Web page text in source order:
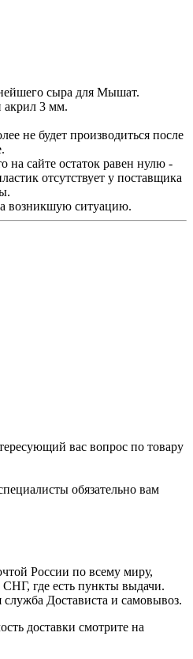
сыра для Мышат.
акрил 3 мм.
не будет производиться после
на сайте остаток равен нулю -
отсутствует у поставщика
возникшую ситуацию.
вас вопрос по товару
обязательно вам
России по всему миру,
где есть пункты выдачи.
Достависта и самовывоз.
доставки смотрите на